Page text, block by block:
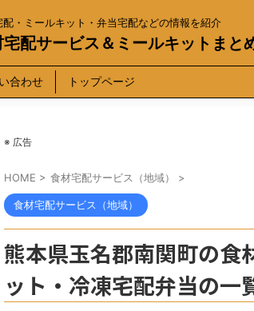
配・ミールキット・弁当宅配などの情報を紹介
宅配サービス＆ミールキットまと
合わせ トップページ
※ 広告
HOME > 食材宅配サービス（地域） >
食材宅配サービス（地域）
熊本県玉名郡南関町の食
ット・冷凍宅配弁当の一